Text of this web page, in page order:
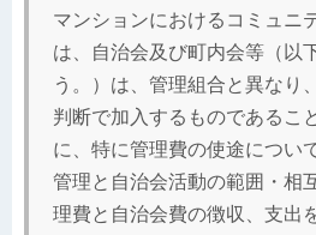
マンションにおけるコミュニ
は、自治会及び町内会等（以
う。）は、管理組合と異なり
判断で加入するものであるこ
に、特に管理費の使途につい
管理と自治会活動の範囲・相
理費と自治会費の徴収、支出